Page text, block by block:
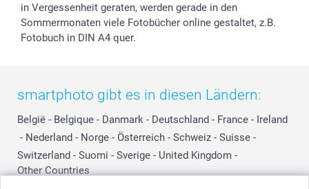
in Vergessenheit geraten, werden gerade in den
Sommermonaten viele Fotobücher online gestaltet, z.B.
Fotobuch in DIN A4 quer.
smartphoto gibt es in diesen Ländern:
België - Belgique - Danmark - Deutschland - France - Ireland
- Nederland - Norge - Österreich - Schweiz - Suisse -
Switzerland - Suomi - Sverige - United Kingdom -
Other Countries